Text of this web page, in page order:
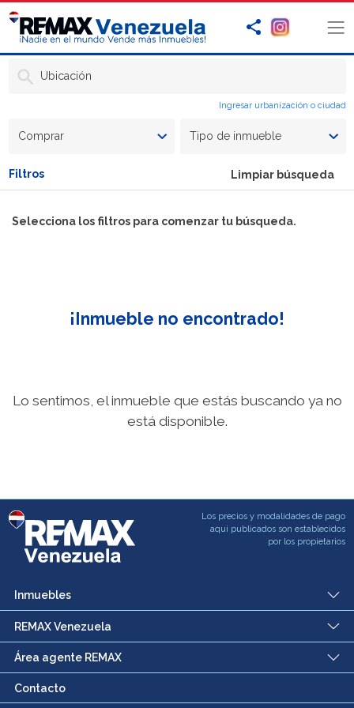
Ubicación
Ingresar urbanización o ciudad
Comprar Tipo de inmueble
Filtros Limpiar búsqueda
Selecciona los filtros para comenzar tu búsqueda.
¡Inmueble no encontrado!
Lo sentimos, el inmueble que estás buscando ya no
está disponible.
Los precios y modalidades de pago
aqui publicados son establecidos
por los propietarios
Inmuebles
REMAX Venezuela
Área agente REMAX
Contacto